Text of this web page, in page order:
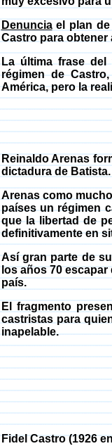
Denunciael plan de
Castro para obtener
La última frase del
régimen de
América, pero la
Reinaldo Arenas
dictadura de
Arenas como
países un régimen
que la libertad de
definitivamente en
Así gran parte de
los años 70 escapar
país.
El fragmento
castristas para
inapelable.
Fidel Castro (1926